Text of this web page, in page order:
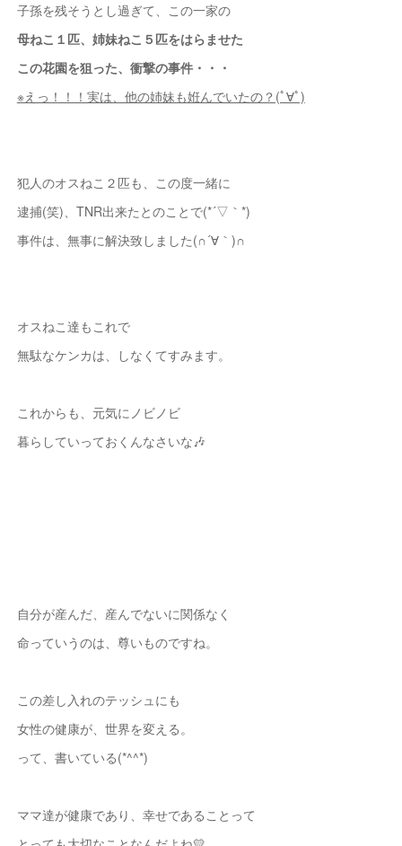
子孫を残そうとし過ぎて、この一家の
母ねこ１匹、姉妹ねこ５匹をはらませた
この花園を狙った、衝撃の事件・・・
※えっ！！！実は、他の姉妹も姙んでいたの？(ﾟ∀ﾟ)
犯人のオスねこ２匹も、この度一緒に
逮捕(笑)、TNR出来たとのことで(*´▽｀*)
事件は、無事に解決致しました(∩´∀｀)∩
オスねこ達もこれで
無駄なケンカは、しなくてすみます。
これからも、元気にノビノビ
暮らしていっておくんなさいな🎶
自分が産んだ、産んでないに関係なく
命っていうのは、尊いものですね。
この差し入れのテッシュにも
女性の健康が、世界を変える。
って、書いている(*^^*)
ママ達が健康であり、幸せであることって